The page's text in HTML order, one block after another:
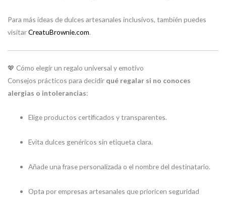
Para más ideas de dulces artesanales inclusivos, también puedes
visitarCreatuBrownie.com.
💖 Cómo elegir un regalo universal y emotivo
Consejos prácticos para decidir qué regalar si no conoces
alergias o intolerancias:
Elige productos certificados y transparentes.
Evita dulces genéricos sin etiqueta clara.
Añade una frase personalizada o el nombre del destinatario.
Opta por empresas artesanales que prioricen seguridad